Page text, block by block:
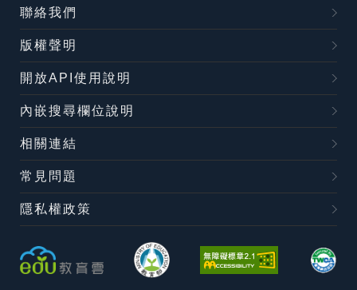
聯絡我們
版權聲明
開放API使用說明
內嵌搜尋欄位說明
相關連結
常見問題
隱私權政策